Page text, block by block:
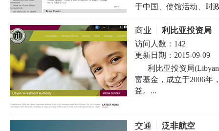
于中国、使馆活动、时
商业 利比亚投资局
访问人数： 142
更新日期： 2015-09-09
利比亚投资局
富基金，成立于2006年
益。...
交通 泛非航空